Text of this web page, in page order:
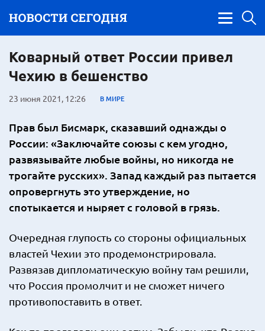
Коварный ответ России привел
Чехию в бешенство
23 июня 2021, 12:26 В МИРЕ
Прав был Бисмарк, сказавший однажды о
России: «Заключайте союзы с кем угодно,
развязывайте любые войны, но никогда не
трогайте русских». Запад каждый раз пытается
опровергнуть это утверждение, но
спотыкается и ныряет с головой в грязь.
Очередная глупость со стороны официальных
властей Чехии это продемонстрировала.
Развязав дипломатическую войну там решили,
что Россия промолчит и не сможет ничего
противопоставить в ответ.